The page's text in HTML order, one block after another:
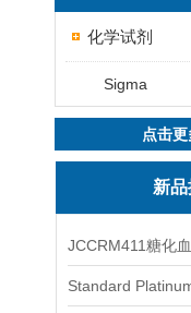
化学试剂
Sigma
点击
新